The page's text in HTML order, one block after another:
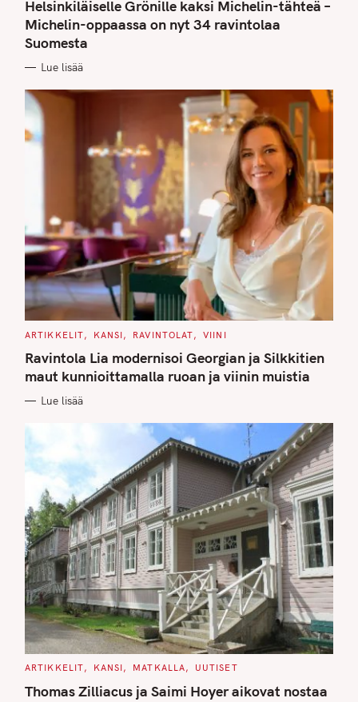
E
G
O
R
I
S
Helsinkiläiselle Grönille kaksi Michelin-tähteä –
Michelin-oppaassa on nyt 34 ravintolaa
Suomesta
Lue lisää
C
T
E
G
O
I
ARTIKKELIT KANSI RAVINTOLAT VIINI
Ravintola Lia modernisoi Georgian ja Silkkitien
maut kunnioittamalla ruoan ja viinin muistia
Lue lisää
C
T
E
ARTIKKELIT KANSI MATKALLA UUTISET
Thomas Zilliacus ja Saimi Hoyer aikovat nostaa